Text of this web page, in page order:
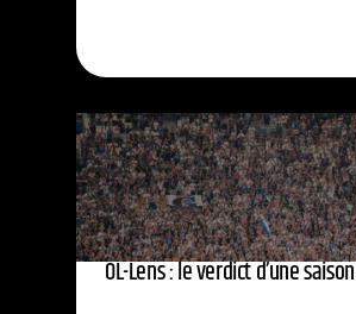
OL-Lens : le verdict d’une saison